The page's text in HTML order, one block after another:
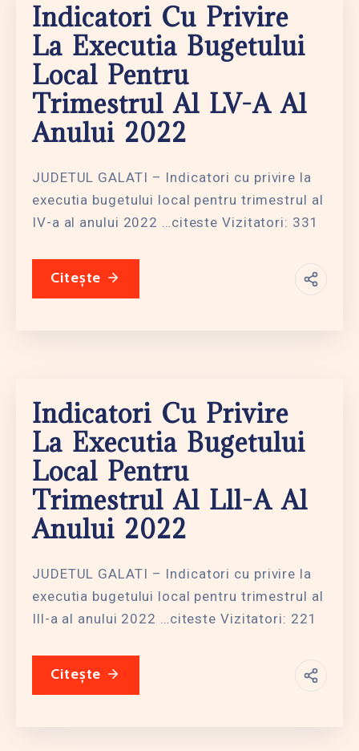
Indicatori Cu Privire
La Executia Bugetului
Local Pentru
Trimestrul Al LV-A Al
Anului 2022
JUDETUL GALATI – Indicatori cu privire la
executia bugetului local pentru trimestrul al
IV-a al anului 2022 …citeste Vizitatori: 331
Citește
Indicatori Cu Privire
La Executia Bugetului
Local Pentru
Trimestrul Al Lll-A Al
Anului 2022
JUDETUL GALATI – Indicatori cu privire la
executia bugetului local pentru trimestrul al
Ill-a al anului 2022 …citeste Vizitatori: 221
Citește